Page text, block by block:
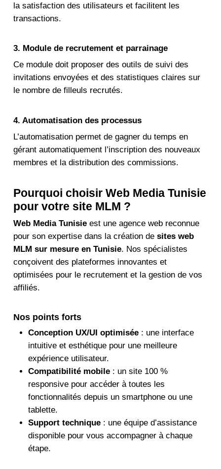
la satisfaction des utilisateurs et facilitent les
transactions.
3. Module de recrutement et parrainage
Ce module doit proposer des outils de suivi des
invitations envoyées et des statistiques claires sur
le nombre de filleuls recrutés.
4. Automatisation des processus
L’automatisation permet de gagner du temps en
gérant automatiquement l’inscription des nouveaux
membres et la distribution des commissions.
Pourquoi choisir Web Media Tunisie
pour votre site MLM ?
Web Media Tunisieest une agence web reconnue
pour son expertise dans la création de sites web
MLM sur mesure en Tunisie. Nos spécialistes
conçoivent des plateformes innovantes et
optimisées pour le recrutement et la gestion de vos
affiliés.
Nos points forts
Conception UX/UI optimisée: une interface
intuitive et esthétique pour une meilleure
expérience utilisateur.
Compatibilité mobile: un site 100 %
responsive pour accéder à toutes les
fonctionnalités depuis un smartphone ou une
tablette.
Support technique: une équipe d’assistance
disponible pour vous accompagner à chaque
étape.